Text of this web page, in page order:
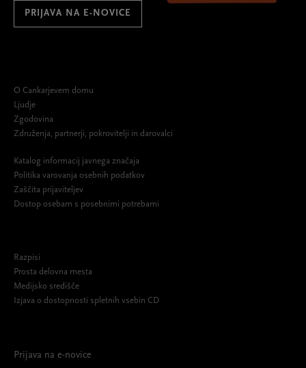
PRIJAVA NA E-NOVICE
O Cankarjevem domu
Ljudje
Zgodovina
Združenja, partnerji, pokrovitelji in darovalci
Katalog informacij javnega značaja
Politika varovanja osebnih podatkov
Zaščita prijaviteljev
Dostop osebam s posebnimi potrebami
Razpisi
Prosta delovna mesta
Medijsko središče
Izjava o dostopnosti spletnih vsebin CD
Prijava na e-novice